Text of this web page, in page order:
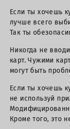
Если ты хочешь
лучше всего
Так ты
Никогда не
карт. Чужими
могут быть
Если ты хочешь
не используй
Кроме того, это